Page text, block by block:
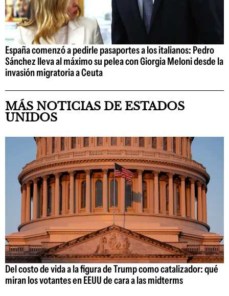
España comenzó a pedirle pasaportes a los italianos: Pedro
Sánchez lleva al máximo su pelea con Giorgia Meloni desde la
invasión migratoria a Ceuta
MÁS NOTICIAS DE ESTADOS
UNIDOS
Del costo de vida a la figura de Trump como catalizador: qué
miran los votantes en EEUU de cara a las midterms